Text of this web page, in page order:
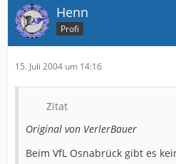
Henn
Profi
15. Juli 2004 um 14:16
Zitat
Original von VerlerBauer
Beim VfL Osnabrück gibt es